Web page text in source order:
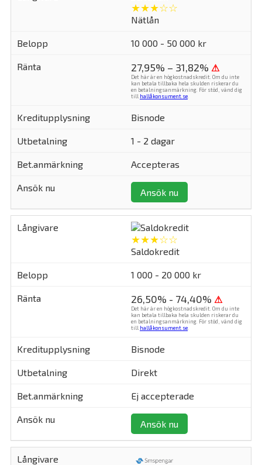
★★★☆☆
Nätlån
10 000 - 50 000 kr
27,95% – 31,82% ⚠
Det här är en högkostnadskredit. Om du inte
kan betala tillbaka hela skulden riskerar du
en betalningsanmärkning. För stöd, vänd dig
till hallåkonsument.se
Bisnode
1 - 2 dagar
Accepteras
Ansök nu
★★★☆☆
Saldokredit
1 000 - 20 000 kr
26,50% - 74,40% ⚠
Det här är en högkostnadskredit. Om du inte
kan betala tillbaka hela skulden riskerar du
en betalningsanmärkning. För stöd, vänd dig
till hallåkonsument.se
Bisnode
Direkt
Ej accepterade
Ansök nu